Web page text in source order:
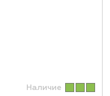
Наличие